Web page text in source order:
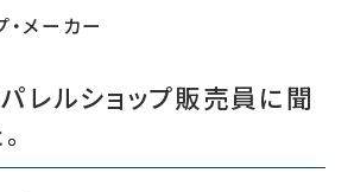
・メーカー
レルショップ販売員に聞